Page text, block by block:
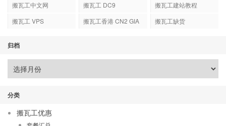
搬瓦工中文网
搬瓦工 DC9
搬瓦工建站教程
搬瓦工 VPS
搬瓦工香港 CN2 GIA 搬瓦工缺货
归档
分类
搬瓦工优惠